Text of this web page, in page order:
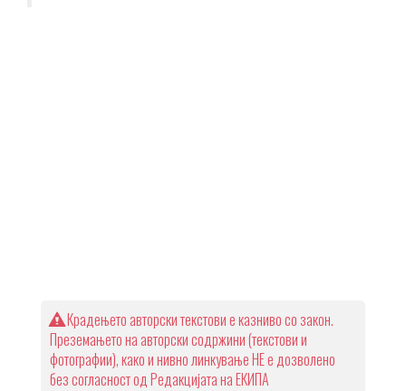
Крадењето авторски текстови е казниво со закон.
Преземањето на авторски содржини (текстови и
фотографии), како и нивно линкување НЕ е дозволено
без согласност од Редакцијата на ЕКИПА